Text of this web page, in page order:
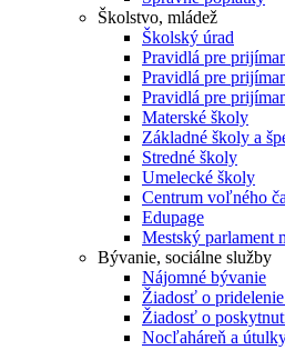
Školstvo, mládež
Školský úrad
Pravidlá pre
Pravidlá pre
Pravidlá pre
Materské školy
Základné školy a
Stredné školy
Umelecké školy
Centrum voľného
Edupage
Mestský parlament
Bývanie, sociálne služby
Nájomné bývanie
Žiadosť o
Žiadosť o
Nocľaháreň a